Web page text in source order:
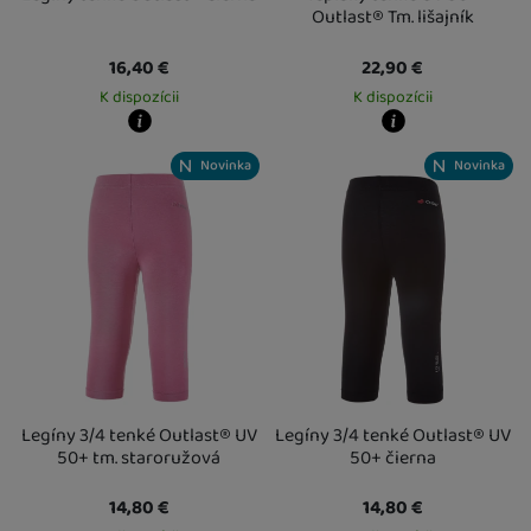
16,40€
K dispozícii
Osobný odber vo výdajnom mieste
U Vás doma
Outlast® Tm. lišajník
22,90€
K dispozícii
Osobný odber vo výdajnom mieste
U Vás doma
Novinka
Legíny 3/4 tenké Outlast® UV
50+ tm. staroružová
14,80€
Novinka
Legíny 3/4 tenké Outlast® UV
50+ čierna
14,80€